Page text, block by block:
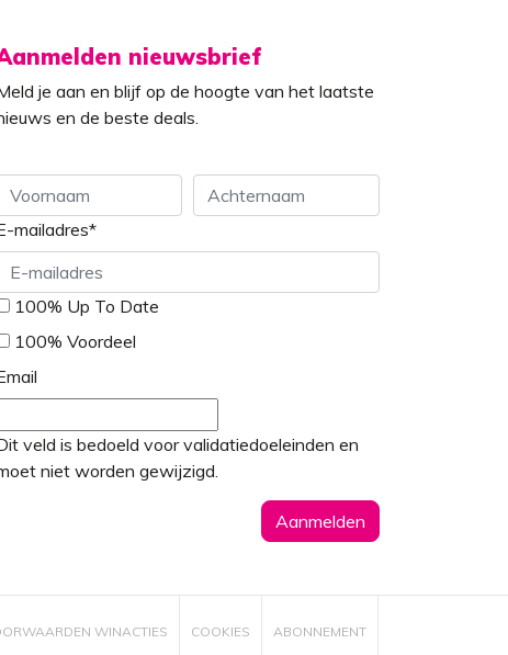
nieuwsbrief
je aan en blijf op de hoogte van het laatste
en de beste deals.
Voornaam
mailadres*
100% Up To Date
100% Voordeel
veld is bedoeld voor validatiedoeleinden en
niet worden gewijzigd.
WINACTIES COOKIES ABONNEMENT